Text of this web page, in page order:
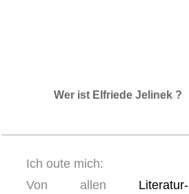
Wer ist Elfriede Jelinek ?
Ich oute mich:
Von allen Literatur-